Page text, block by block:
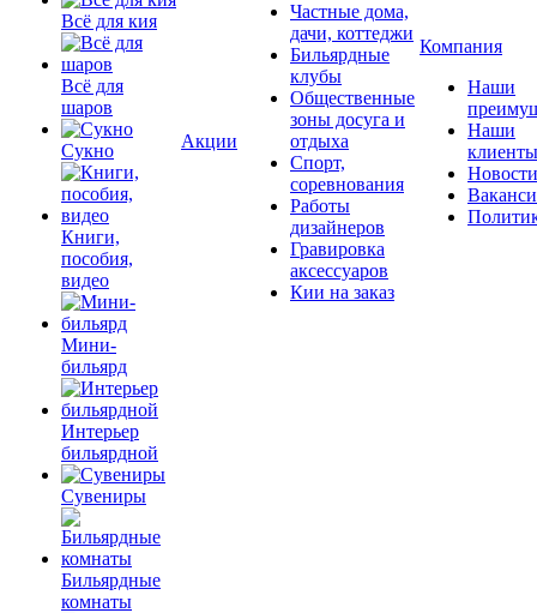
Всё для кия
Всё для
шаров
Сукно
Книги,
пособия,
видео
Мини-
бильярд
Интерьер
бильярдной
Сувениры
Бильярдные
комнаты
Акции
Частные дома,
дачи, коттеджи
Бильярдные
клубы
Общественные
зоны досуга и
отдыха
Спорт,
соревнования
Работы
дизайнеров
Гравировка
аксессуаров
Кии на заказ
Компания
Наши
Наши
клиенты
Новости